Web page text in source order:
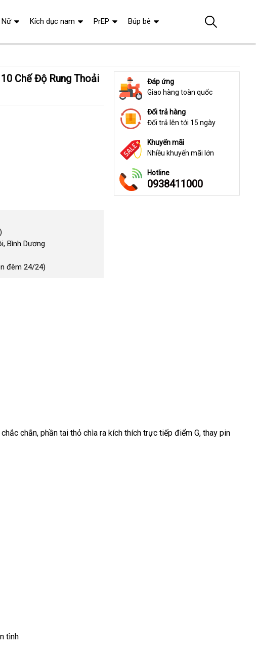
Bình Dương
đêm 24/24)
Đáp ứng
Giao hàng toàn quốc
Đổi trả hàng
Đổi trả lên tới 15 ngày
Khuyến mãi
Nhiều khuyến mãi lớn
Hotline
0938411000
chắnhỗ
, phần tai thỏ chìa ra kích thích trực tiếp điểm Gở
, thay pin
tình
Kích dục nam PrEP Búp bê